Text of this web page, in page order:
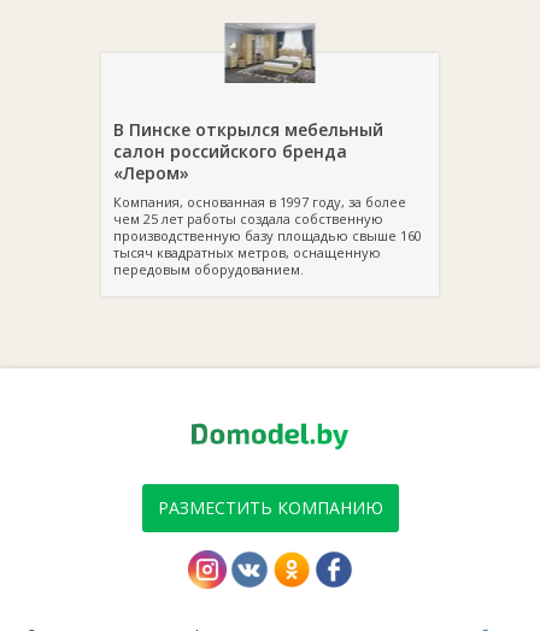
В Пинске открылся мебельный
салон российского бренда
«Лером»
Компания, основанная в 1997 году, за более
чем 25 лет работы создала собственную
производственную базу площадью свыше 160
тысяч квадратных метров, оснащенную
передовым оборудованием.
РАЗМЕСТИТЬ КОМПАНИЮ